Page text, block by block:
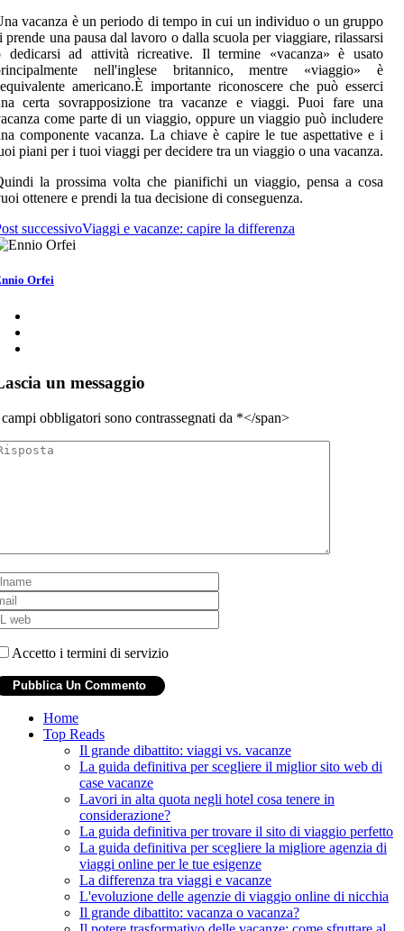
vacanza è un periodo di tempo in cui un individuo o un gruppo
prende una pausa dal lavoro o dalla scuola per viaggiare, rilassarsi
dedicarsi ad attività ricreative. Il termine «vacanza» è usato
nell'inglese britannico, mentre «viaggio» è
americano.È importante riconoscere che può esserci
certa sovrapposizione tra vacanze e viaggi. Puoi fare una
come parte di un viaggio, oppure un viaggio può includere
componente vacanza. La chiave è capire le tue aspettative e i
piani per i tuoi viaggi per decidere tra un viaggio o una vacanza.
la prossima volta che pianifichi un viaggio, pensa a cosa
ottenere e prendi la tua decisione di conseguenza.
successivoViaggi e vacanze: capire la differenza
Orfei
un messaggio
obbligatori sono contrassegnati da *</span>
Accetto i termini di servizio
Home
Top Reads
Il grande dibattito: viaggi vs. vacanze
La guida definitiva per scegliere il miglior sito web di
case vacanze
Lavori in alta quota negli hotel cosa tenere in
considerazione?
La guida definitiva per trovare il sito di viaggio perfetto
La guida definitiva per scegliere la migliore agenzia di
viaggi online per le tue esigenze
La differenza tra viaggi e vacanze
L'evoluzione delle agenzie di viaggio online di nicchia
Il grande dibattito: vacanza o vacanza?